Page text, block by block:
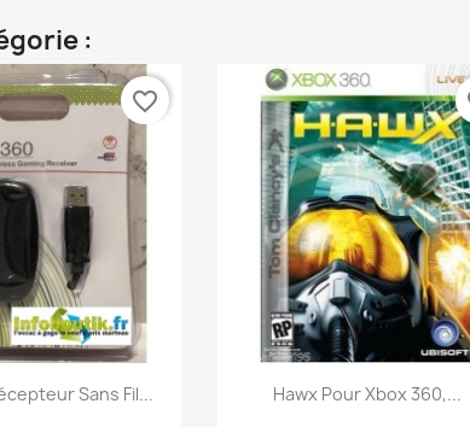
:
rapide
Sans Fil...
favorite_border
Aperçu rapide
Hawx Pour Xbox 360,...